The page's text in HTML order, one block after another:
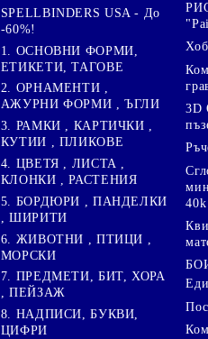
SPELLBINDERS USA - До
-60%!
1. ОСНОВНИ ФОРМИ,
ЕТИКЕТИ, ТАГОВЕ
2. ОРНАМЕНТИ ,
АЖУРНИ ФОРМИ , ЪГЛИ
3. РАМКИ , КАРТИЧКИ ,
КУТИИ , ПЛИКОВЕ
4. ЦВЕТЯ , ЛИСТА ,
КЛОНКИ , РАСТЕНИЯ
5. БОРДЮРИ , ПАНДЕЛКИ
, ШИРИТИ
6. ЖИВОТНИ , ПТИЦИ ,
МОРСКИ
7. ПРЕДМЕТИ, БИТ, ХОРА
, ПЕЙЗАЖ
8. НАДПИСИ, БУКВИ,
ЦИФРИ
3D
40k